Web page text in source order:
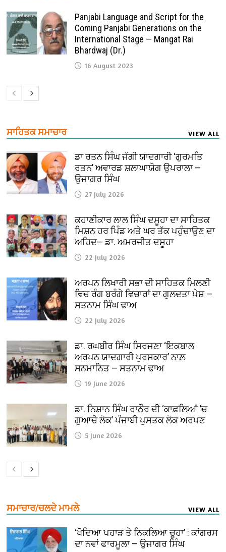
Panjabi Language and Script for the
Coming Panjabi Generations on the
International Stage — Mangat Rai
Bhardwaj (Dr.)
16 August 2023
ਸਾਹਿਤਕ ਸਮਾਚਾਰ VIEW ALL
ਡਾ ਰਤਨ ਸਿੰਘ ਜੱਗੀ ਯਾਦਗਾਰੀ ‘ਗੁਰਮਤਿ
ਰਤਨ’ ਅਵਾਰਡ ਸ਼ਲਾਘਾਯੋਗ ਉਪਰਾਲਾ —
ਉਜਾਗਰ ਸਿੰਘ
27 July 2026
ਕਹਾਣੀਕਾਰ ਲਾਲ ਸਿੰਘ ਦਸੂਹਾ ਦਾ ਸਾਹਿਤਕ
ਮਿਸ਼ਨ ਹਰ ਪਿੰਡ ਅਤੇ ਘਰ ਤੱਕ ਪਹੁੰਚਾਉਣ ਦਾ
ਅਹਿਦ— ਡਾ. ਅਮਰਜੀਤ ਦਸੂਹਾ
22 July 2026
ਅਰਪਨ ਲਿਖਾਰੀ ਸਭਾ ਦੀ ਸਾਹਿਤਕ ਮਿਲਣੀ
ਵਿਚ ਰੰਗ ਬਰੰਗੇ ਵਿਚਾਰਾਂ ਦਾ ਗੁਲਦਤਾ ਪੇਸ਼ —
ਸਤਨਾਮ ਸਿੰਘ ਢਾਅ
22 July 2026
ਡਾ. ਰਘਬੀਰ ਸਿੰਘ ਸਿਰਜਣਾ ‘ਇਕਬਾਲ
ਅਰਪਨ ਯਾਦਗਾਰੀ ਪੁਰਸਕਾਰ’ ਨਾਲ਼
ਸਨਮਾਨਿਤ — ਸਤਨਾਮ ਢਾਅ
19 June 2026
ਡਾ. ਨਿਸ਼ਾਨ ਸਿੰਘ ਰਾਠੌਰ ਦੀ ‘ਕਾਫ਼ਲਿਆਂ ’ਚ
ਗੁਆਚੇ ਲੋਕ’ ਪੰਜਾਬੀ ਪੁਸਤਕ ਲੋਕ ਅਰਪਣ
5 June 2026
ਸਮਾਚਾਰ/ਚਲਦੇ ਮਾਮਲੇ VIEW ALL
‘ਖੋਦਿਆ ਪਹਾੜ ਤੇ ਨਿਕਲਿਆ ਚੂਹਾ’ : ਕਾਂਗਰਸ
ਦਾ ਨਵਾਂ ਫਾਰਮੂਲਾ — ਉਜਾਗਰ ਸਿੰਘ